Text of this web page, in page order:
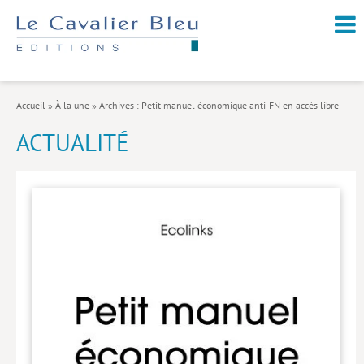
Religions
Accueil » À la une » Archives : Petit manuel économique anti-FN en accès libre
ACTUALITÉ